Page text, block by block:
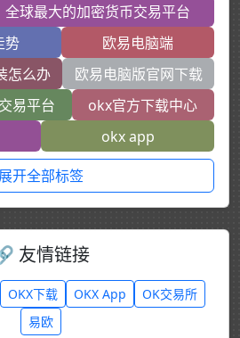
全球最大的加密货币交易平台
势
欧易电脑端
怎么办
欧易电脑版官网下载
易平台
okx官方下载中心
okx app
展开全部标签
友情链接
OKX下载 OKX App
OK交易所
易欧